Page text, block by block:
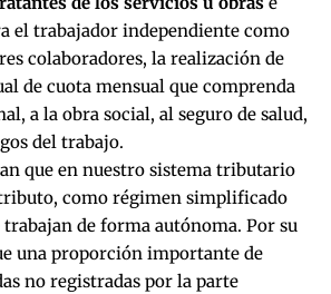
el trabajador independiente como
colaboradores, la realización de
de cuota mensual que comprenda
a la obra social, al seguro de salud,
del trabajo.
que en nuestro sistema tributario
como régimen simplificado
trabajan de forma autónoma. Por su
una proporción importante de
no registradas por la parte